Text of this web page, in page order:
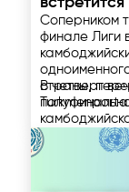
«Свай
Соперником
финале Лиги
страны,
В четверг
вышла в
победе со
Напомним,
ответном
своем поле